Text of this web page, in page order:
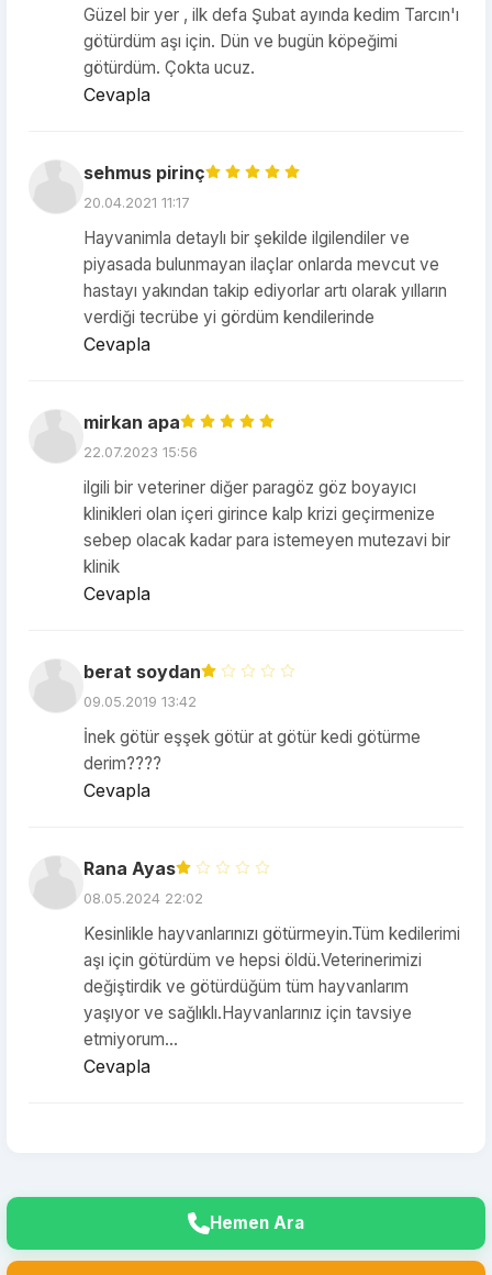
Güzel bir yer , ilk defa Şubat ayında kedim Tarcın'ı
götürdüm aşı için. Dün ve bugün köpeğimi
götürdüm. Çokta ucuz.
Cevapla
sehmus pirinç
20.04.2021 11:17
Hayvanimla detaylı bir şekilde ilgilendiler ve
piyasada bulunmayan ilaçlar onlarda mevcut ve
hastayı yakından takip ediyorlar artı olarak yılların
verdiği tecrübe yi gördüm kendilerinde
Cevapla
mirkan apa
22.07.2023 15:56
ilgili bir veteriner diğer paragöz göz boyayıcı
klinikleri olan içeri girince kalp krizi geçirmenize
sebep olacak kadar para istemeyen mutezavi bir
klinik
Cevapla
berat soydan
09.05.2019 13:42
İnek götür eşşek götür at götür kedi götürme
derim????
Cevapla
Rana Ayas
08.05.2024 22:02
Kesinlikle hayvanlarınızı götürmeyin.Tüm kedilerimi
aşı için götürdüm ve hepsi öldü.Veterinerimizi
değiştirdik ve götürdüğüm tüm hayvanlarım
yaşıyor ve sağlıklı.Hayvanlarınız için tavsiye
etmiyorum...
Cevapla
Hemen Ara